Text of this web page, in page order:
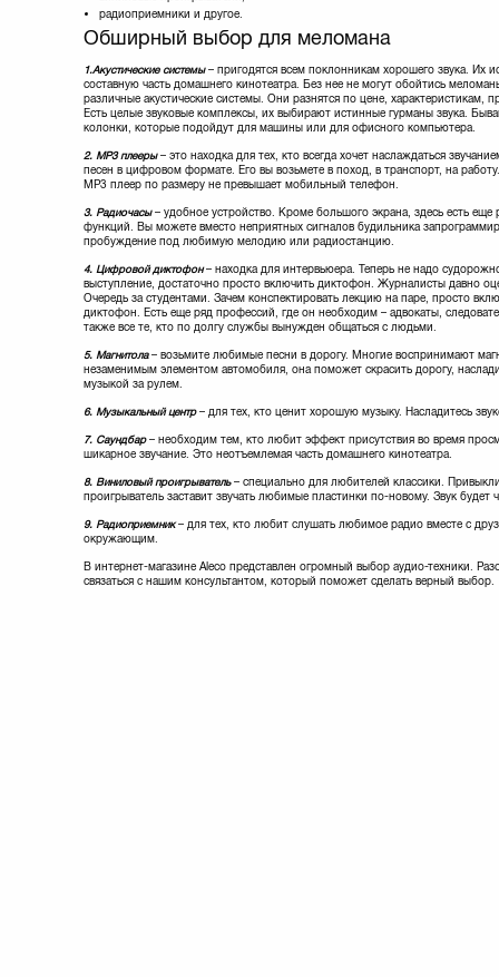
радиоприемники и другое.
Обширный выбор для меломана
1.Акустические системы– пригодятся всем поклонникам хорошего звука. Их
составную часть домашнего кинотеатра. Без нее не могут обойтись
различные акустические системы. Они разнятся по цене, характеристикам,
Есть целые звуковые комплексы, их выбирают истинные гурманы звука.
колонки, которые подойдут для машины или для офисного компьютера.
2. МР3 плееры– это находка для тех, кто всегда хочет наслаждаться
песен в цифровом формате. Его вы возьмете в поход, в транспорт, на
МР3 плеер по размеру не превышает мобильный телефон.
3. Радиочасы– удобное устройство. Кроме большого экрана, здесь есть еще
функций. Вы можете вместо неприятных сигналов будильника
пробуждение под любимую мелодию или радиостанцию.
4. Цифровой диктофон– находка для интервьюера. Теперь не надо
выступление, достаточно просто включить диктофон. Журналисты давно
Очередь за студентами. Зачем конспектировать лекцию на паре, просто
диктофон. Есть еще ряд профессий, где он необходим – адвокаты,
также все те, кто по долгу службы вынужден общаться с людьми.
5. Магнитола– возьмите любимые песни в дорогу. Многие воспринимают
незаменимым элементом автомобиля, она поможет скрасить дорогу,
музыкой за рулем.
6. Музыкальный центр– для тех, кто ценит хорошую музыку. Насладитесь
7. Саундбар– необходим тем, кто любит эффект присутствия во время
шикарное звучание. Это неотъемлемая часть домашнего кинотеатра.
8. Виниловый проигрыватель– специально для любителей классики.
проигрыватель заставит звучать любимые пластинки по-новому. Звук будет
9. Радиоприемник– для тех, кто любит слушать любимое радио вместе с
окружающим.
В интернет-магазине Aleco представлен огромный выбор аудио-техники.
связаться с нашим консультантом, который поможет сделать верный выбор.